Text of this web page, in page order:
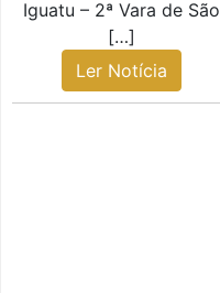
Iguatu – 2ª Vara de São
[…]
Ler Notícia